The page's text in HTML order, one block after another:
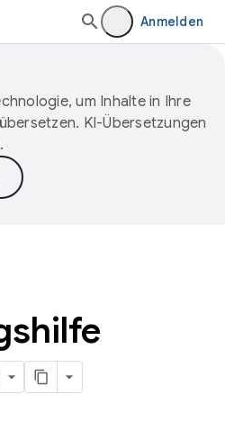
Anmelden
um Inhalte in Ihre
KI-Übersetzungen